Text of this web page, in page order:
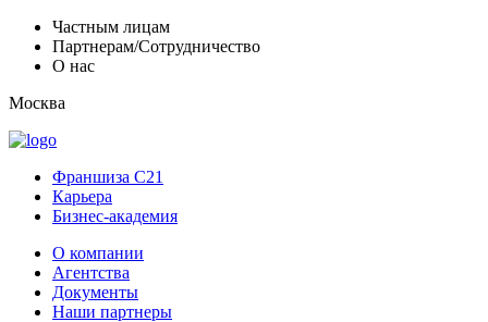
Частным лицам
Партнерам/Сотрудничество
О нас
Москва
Франшиза C21
Карьера
Бизнес-академия
О компании
Агентства
Документы
Наши партнеры